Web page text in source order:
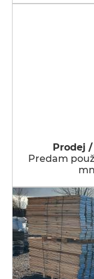
Prodej
Predam